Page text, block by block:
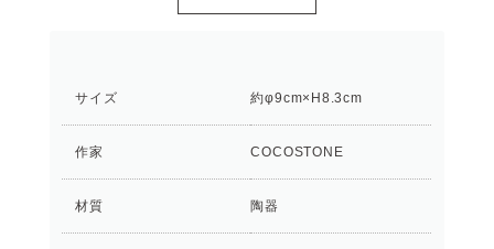
サイズ 約φ9cm×H8.3cm
作家 COCOSTONE
材質 陶器